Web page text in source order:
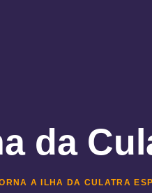
da
A ILHA DA CULATRA